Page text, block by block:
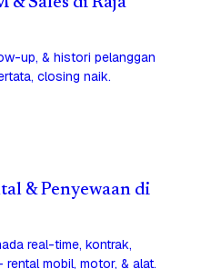
up, & histori pelanggan
closing naik.
& Penyewaan di
real-time, kontrak,
mobil, motor, & alat.